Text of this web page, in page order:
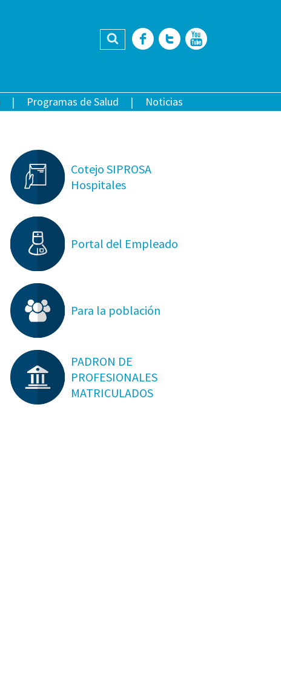
Buscar Facebook
Twitter
Programas de Salud Noticias
Cotejo SIPROSA
Hospitales
Portal del Empleado
Para la población
PADRON DE
PROFESIONALES
MATRICULADOS